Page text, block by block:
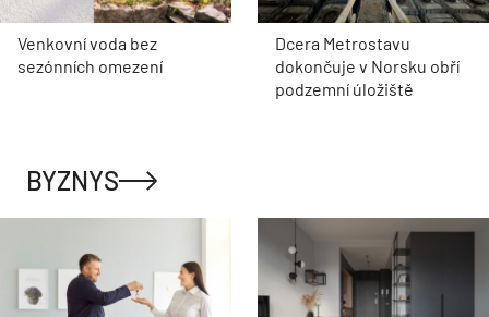
Venkovní voda bez
sezónních omezení
Dcera Metrostavu
dokončuje v Norsku obří
podzemní úložiště
BYZNYS